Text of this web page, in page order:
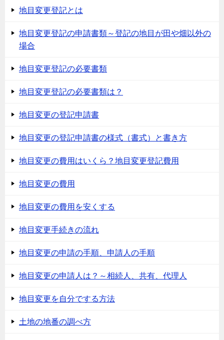
地目変更登記とは
地目変更登記の申請書類～登記の地目が田や畑以外の
場合
地目変更登記の必要書類
地目変更登記の必要書類は？
地目変更の登記申請書
地目変更の登記申請書の様式（書式）と書き方
地目変更の費用はいくら？地目変更登記費用
地目変更の費用
地目変更の費用を安くする
地目変更手続きの流れ
地目変更の申請の手順、申請人の手順
地目変更の申請人は？～相続人、共有、代理人
地目変更を自分でする方法
土地の地番の調べ方